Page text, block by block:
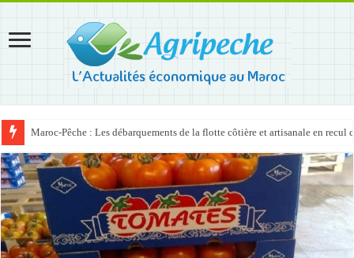
Maroc-Pêche : Les débarquements de la flotte côtière et artisanale en recul